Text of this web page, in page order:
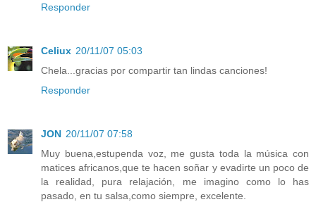
Responder
Celiux 20/11/07 05:03
Chela...gracias por compartir tan lindas canciones!
Responder
JON 20/11/07 07:58
Muy buena,estupenda voz, me gusta toda la música con
matices africanos,que te hacen soñar y evadirte un poco de
la realidad, pura relajación, me imagino como lo has
pasado, en tu salsa,como siempre, excelente.